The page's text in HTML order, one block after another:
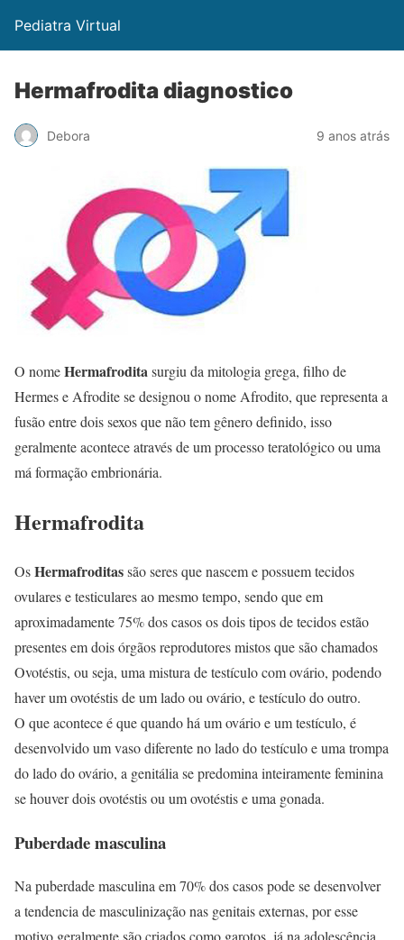
Pediatra Virtual
Hermafrodita diagnostico
Debora 9 anos atrás
O nomeHermafroditasurgiu da mitologia grega, filho de
Hermes e Afrodite se designou o nome Afrodito, que representa a
fusão entre dois sexos que não tem gênero definido, isso
geralmente acontece através de um processo teratológico ou uma
má formação embrionária.
Hermafrodita
OsHermafroditassão seres que nascem e possuem tecidos
ovulares e testiculares ao mesmo tempo, sendo que em
aproximadamente 75% dos casos os dois tipos de tecidos estão
presentes em dois órgãos reprodutores mistos que são chamados
Ovotéstis, ou seja, uma mistura de testículo com ovário, podendo
haver um ovotéstis de um lado ou ovário, e testículo do outro.
O que acontece é que quando há um ovário e um testículo, é
desenvolvido um vaso diferente no lado do testículo e uma trompa
do lado do ovário, a genitália se predomina inteiramente feminina
se houver dois ovotéstis ou um ovotéstis e uma gonada.
Puberdade masculina
Na puberdade masculina em 70% dos casos pode se desenvolver
a tendencia de masculinização nas genitais externas, por esse
motivo geralmente são criados como garotos. já na adolescência,